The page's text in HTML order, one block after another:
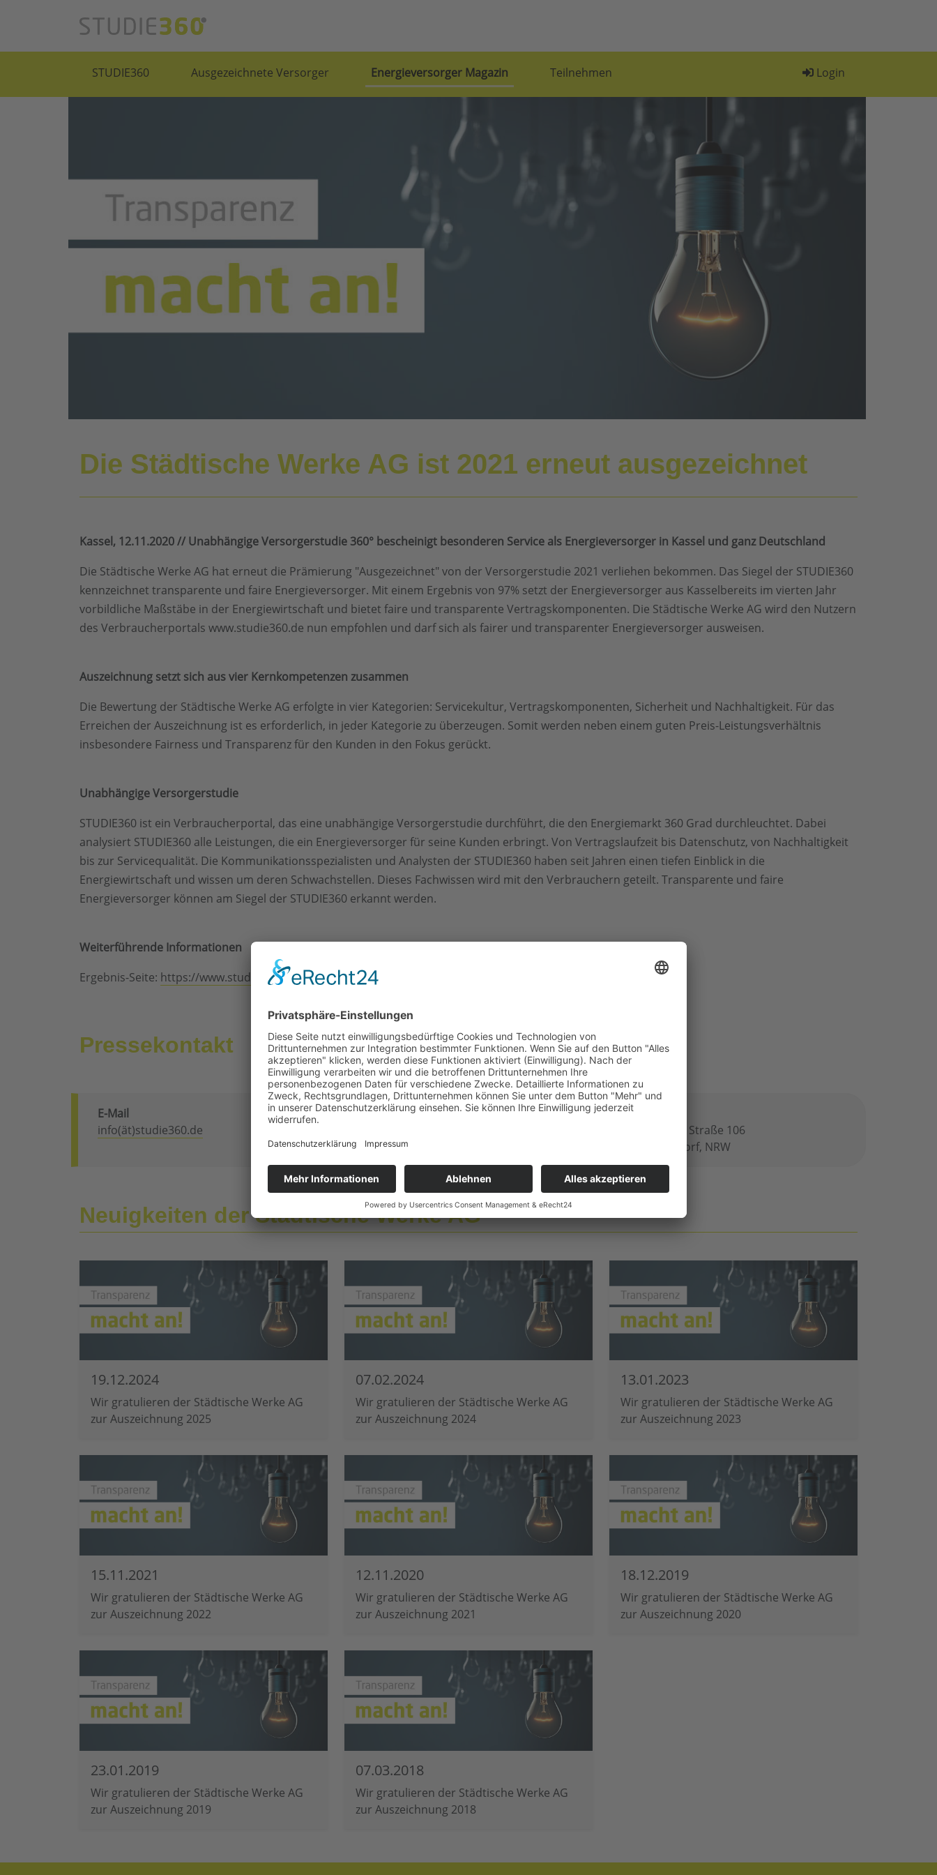
STUDIE360 Ausgezeichnete Versorger Energieversorger Magazin Teilnehmen Login
Die Städtische Werke AG ist 2021 erneut ausgezeichnet
Kassel, 12.11.2020 // Unabhängige Versorgerstudie 360° bescheinigt besonderen Service als Energieversorger in Kassel und ganz Deutschland
Die Städtische Werke AG hat erneut die Prämierung "Ausgezeichnet" von der Versorgerstudie 2021 verliehen bekommen. Das Siegel der STUDIE360
kennzeichnet transparente und faire Energieversorger. Mit einem Ergebnis von 97% setzt der Energieversorger aus Kasselbereits im vierten Jahr
vorbildliche Maßstäbe in der Energiewirtschaft und bietet faire und transparente Vertragskomponenten. Die Städtische Werke AG wird den Nutzern
des Verbraucherportals www.studie360.de nun empfohlen und darf sich als fairer und transparenter Energieversorger ausweisen.
Auszeichnung setzt sich aus vier Kernkompetenzen zusammen
Die Bewertung der Städtische Werke AG erfolgte in vier Kategorien: Servicekultur, Vertragskomponenten, Sicherheit und Nachhaltigkeit. Für das
Erreichen der Auszeichnung ist es erforderlich, in jeder Kategorie zu überzeugen. Somit werden neben einem guten Preis-Leistungsverhältnis
insbesondere Fairness und Transparenz für den Kunden in den Fokus gerückt.
Unabhängige Versorgerstudie
STUDIE360 ist ein Verbraucherportal, das eine unabhängige Versorgerstudie durchführt, die den Energiemarkt 360 Grad durchleuchtet. Dabei
analysiert STUDIE360 alle Leistungen, die ein Energieversorger für seine Kunden erbringt. Von Vertragslaufzeit bis Datenschutz, von Nachhaltigkeit
bis zur Servicequalität. Die Kommunikationsspezialisten und Analysten der STUDIE360 haben seit Jahren einen tiefen Einblick in die
Energiewirtschaft und wissen um deren Schwachstellen. Dieses Fachwissen wird mit den Verbrauchern geteilt. Transparente und faire
Energieversorger können am Siegel der STUDIE360 erkannt werden.
Weiterführende Informationen
Ergebnis-Seite: https://www.studie360.de/energieversorger/Staedtische-Werke-AG.html
Pressekontakt
E-Mail
info(ät)studie360.de
Telefon
Büro
Niederkasseler Straße 106
40547 Düsseldorf, NRW
Neuigkeiten der Städtische Werke AG
19.12.2024
Wir gratulieren der Städtische Werke AG
zur Auszeichnung 2025
07.02.2024
Wir gratulieren der Städtische Werke AG
zur Auszeichnung 2024
13.01.2023
Wir gratulieren der Städtische Werke AG
zur Auszeichnung 2023
15.11.2021
Wir gratulieren der Städtische Werke AG
zur Auszeichnung 2022
12.11.2020
Wir gratulieren der Städtische Werke AG
zur Auszeichnung 2021
18.12.2019
Wir gratulieren der Städtische Werke AG
zur Auszeichnung 2020
23.01.2019
Wir gratulieren der Städtische Werke AG
zur Auszeichnung 2019
07.03.2018
Wir gratulieren der Städtische Werke AG
zur Auszeichnung 2018